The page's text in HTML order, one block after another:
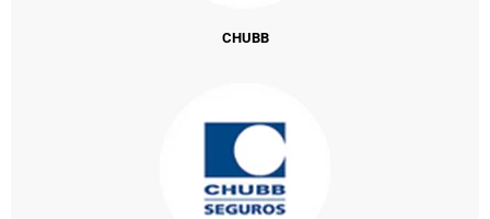
CHUBB